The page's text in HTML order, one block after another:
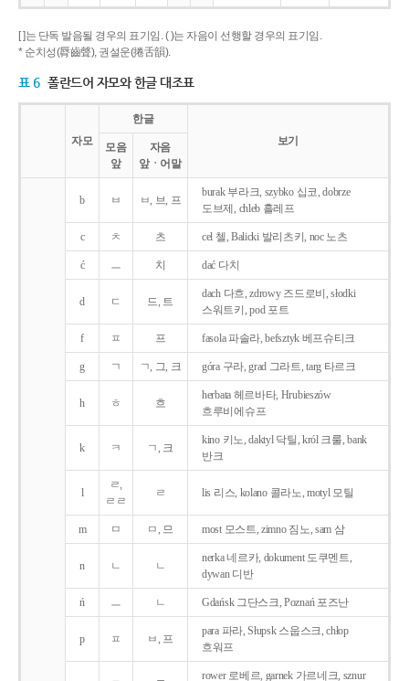
[ ]는 단독 발음될 경우의 표기임. ( )는 자음이 선행할 경우의 표기임.
* 순치성(脣齒聲), 권설운(捲舌韻).
표 6 폴란드어 자모와 한글 대조표
자모
한글
보기
모음
앞
자음
앞ㆍ어말
b ㅂ ㅂ, 브, 프
burak 부라크, szybko 십코, dobrze
도브제, chleb 흘레프
c ㅊ 츠 cel 첼, Balicki 발리츠키, noc 노츠
ć ㅡ 치 dać 다치
d ㄷ 드, 트
dach 다흐, zdrowy 즈드로비, słodki
스워트키, pod 포트
f ㅍ 프 fasola 파솔라, befsztyk 베프슈티크
g ㄱ ㄱ, 그, 크 góra 구라, grad 그라트, targ 타르크
h ㅎ 흐
herbata 헤르바타, Hrubieszów
흐루비에슈프
k ㅋ ㄱ, 크
kino 키노, daktyl 닥틸, król 크룰, bank
반크
l
ㄹ,
ㄹㄹ
ㄹ lis 리스, kolano 콜라노, motyl 모틸
m ㅁ ㅁ, 므 most 모스트, zimno 짐노, sam 삼
n ㄴ ㄴ
nerka 네르카, dokument 도쿠멘트,
dywan 디반
ń ㅡ ㄴ Gdańsk 그단스크, Poznań 포즈난
p ㅍ ㅂ, 프
para 파라, Słupsk 스웁스크, chłop
흐워프
rower 로베르, garnek 가르네크, sznur